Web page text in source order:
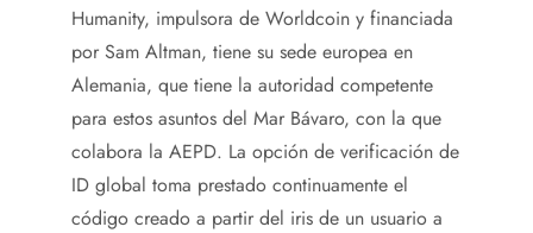
Humanity, impulsora de Worldcoin y financiada
por Sam Altman, tiene su sede europea en
Alemania, que tiene la autoridad competente
para estos asuntos del Mar Bávaro, con la que
colabora la AEPD. La opción de verificación de
ID global toma prestado continuamente el
código creado a partir del iris de un usuario a